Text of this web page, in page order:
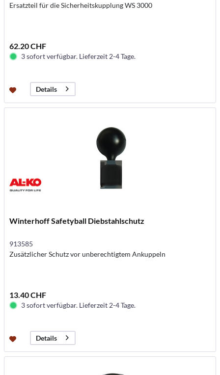
Ersatzteil für die Sicherheitskupplung WS 3000
62.20 CHF
3 sofort verfügbar. Lieferzeit 2-4 Tage.
Details
Winterhoff Safetyball Diebstahlschutz
913585
Zusätzlicher Schutz vor unberechtigtem Ankuppeln
13.40 CHF
3 sofort verfügbar. Lieferzeit 2-4 Tage.
Details